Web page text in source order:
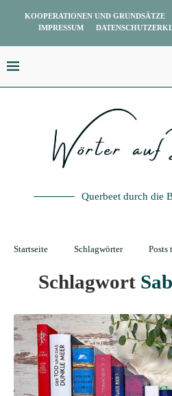
KOOPERATIONEN UND GRUNDSÄTZE
IMPRESSUM
Querbeet durch die
Startseite Schlagwörter Posts
Schlagwort